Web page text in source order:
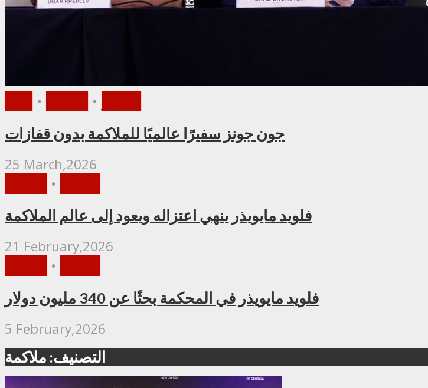
• •
جون جونز سفيرًا عالميًا للملاكمة بدون قفازات
25 March,2026
•
فلويد مايويذر ينهي اعتزاله ويعود إلى عالم الملاكمة
21 February,2026
•
فلويد مايويذر في المحكمة بحثًا عن 340 مليون دولار
5 February,2026
التصنيف: ملاكمة